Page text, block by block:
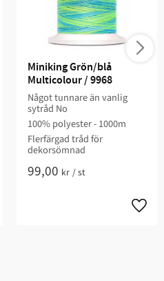
Miniking Grön/blå
Multicolour / 9968
Något tunnare än vanlig
sytråd No
100% polyester - 1000m
Flerfärgad tråd för
dekorsömnad
99,00 kr /st